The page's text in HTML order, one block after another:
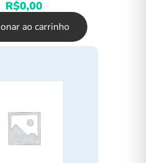
R$0,00
ao carrinho